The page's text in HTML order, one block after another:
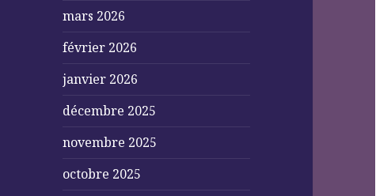
mars 2026
février 2026
janvier 2026
décembre 2025
novembre 2025
octobre 2025